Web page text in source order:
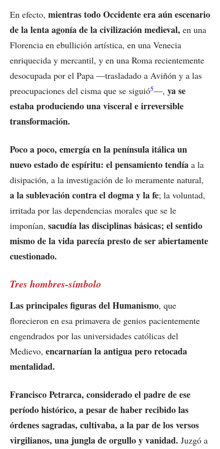
En efecto, mientras todo Occidente era aún escenario
de la lenta agonía de la civilización medieval, en una
Florencia en ebullición artística, en una Venecia
enriquecida y mercantil, y en una Roma recientemente
desocupada por el Papa —trasladado a Aviñón y a las
preocupaciones del cisma que se siguió5—, ya se
estaba produciendo una visceral e irreversible
transformación.
Poco a poco, emergía en la península itálica un
nuevo estado de espíritu: el pensamiento tendía a la
disipación, a la investigación de lo meramente natural,
a la sublevación contra el dogma y la fe; la voluntad,
irritada por las dependencias morales que se le
imponían, sacudía las disciplinas básicas; el sentido
mismo de la vida parecía presto de ser abiertamente
cuestionado.
Tres hombres-símbolo
Las principales figuras del Humanismo, que
florecieron en esa primavera de genios pacientemente
engendrados por las universidades católicas del
Medievo, encarnarían la antigua pero retocada
mentalidad.
Francisco Petrarca, considerado el padre de ese
período histórico, a pesar de haber recibido las
órdenes sagradas, cultivaba, a la par de los versos
virgilianos, una jungla de orgullo y vanidad. Juzgó a